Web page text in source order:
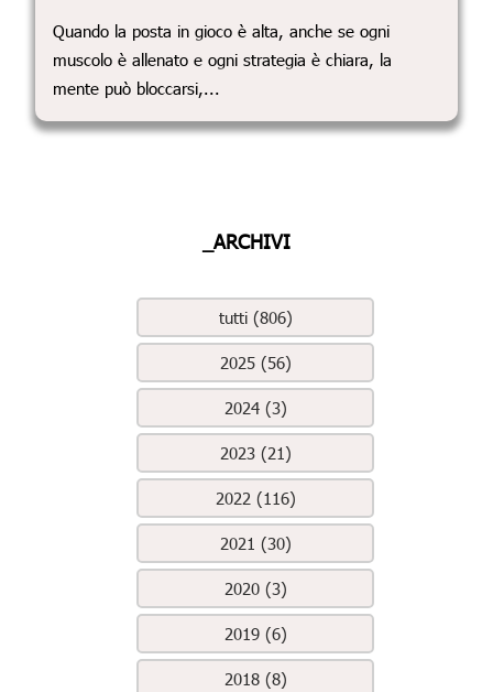
Quando la posta in gioco è alta, anche se ogni
muscolo è allenato e ogni strategia è chiara, la
mente può bloccarsi,...
_ARCHIVI
tutti (806)
2025 (56)
2024 (3)
2023 (21)
2022 (116)
2021 (30)
2020 (3)
2019 (6)
2018 (8)